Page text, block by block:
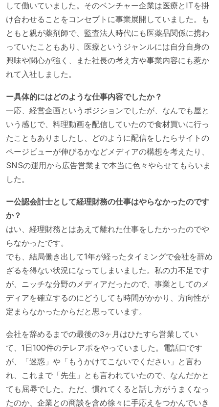
して働いていました。そのベンチャー企業は医療とITを掛
け合わせることをコンセプトに事業展開していました。も
ともと親が薬剤師で、監査法人時代にも医薬品関係に携わ
っていたこともあり、医療というジャンルには自分自身の
興味や関心が強く、また社長の考え方や事業内容にも惹か
れて入社しました。
ー具体的にはどのような仕事内容でしたか？
一応、経営企画というポジションでしたが、なんでも屋と
いう感じで、料理動画を配信していたので食材買いに行っ
たこともありましたし、どのように配信をしたらサイトの
ページビューが伸びるかなどメディアの構想を考えたり、
SNSの運用から広告営業まで本当に色々やらせてもらいま
した。
ー公認会計士として経理財務の仕事はやらなかったのです
か？
はい、経理財務とはあえて離れた仕事をしたかったのでや
らなかったです。
でも、結局働き出して1年が経ったタイミングで会社を辞め
ざるを得ない状況になってしまいました。私の力不足です
が、ニッチな分野のメディアだったので、事業としてのメ
ディアを確立するのにどうしても時間がかかり、方向性が
定まらなかったからだと思っています。
会社を辞めるまでの最後の3ヶ月はひたすら営業してい
て、1日100件のテレアポをやっていました。電話口です
が、「迷惑」や「もうかけてこないでください」と言わ
れ、これまで「先生」とも言われていたので、なんだかと
ても屈辱でした。ただ、慣れてくると話し方がうまくなっ
たのか、企業との商談を含め徐々に手応えをつかんでいき